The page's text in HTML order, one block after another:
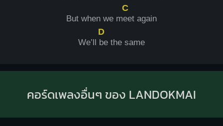
But when we m
C
eet again
We’ll
D
be the same
คอร์ดเพลงอื่นๆ ของ LANDOKMAI